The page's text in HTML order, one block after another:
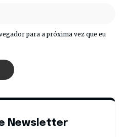
para a próxima vez que eu
Newsletter